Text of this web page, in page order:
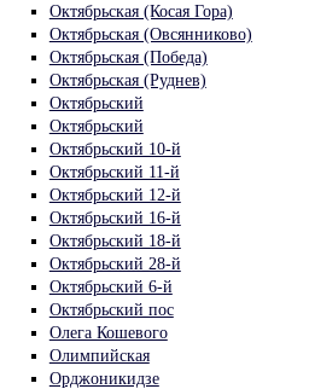
Октябрьская (Косая Гора)
Октябрьская (Овсянниково)
Октябрьская (Победа)
Октябрьская (Руднев)
Октябрьский
Октябрьский
Октябрьский 10-й
Октябрьский 11-й
Октябрьский 12-й
Октябрьский 16-й
Октябрьский 18-й
Октябрьский 28-й
Октябрьский 6-й
Октябрьский пос
Олега Кошевого
Олимпийская
Орджоникидзе